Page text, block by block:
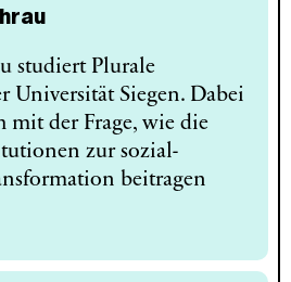
studiert Plurale
Universität Siegen. Dabei
mit der Frage, wie die
zur sozial-
beitragen